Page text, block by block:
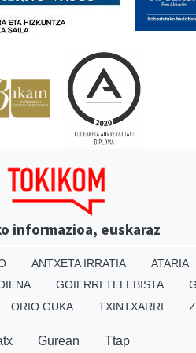
informazioa, euskaraz
ANTXETA IRRATIA ATARIA
GOIERRI TELEBISTA
ORIO GUKA TXINTXARRI
Gurean Ttap